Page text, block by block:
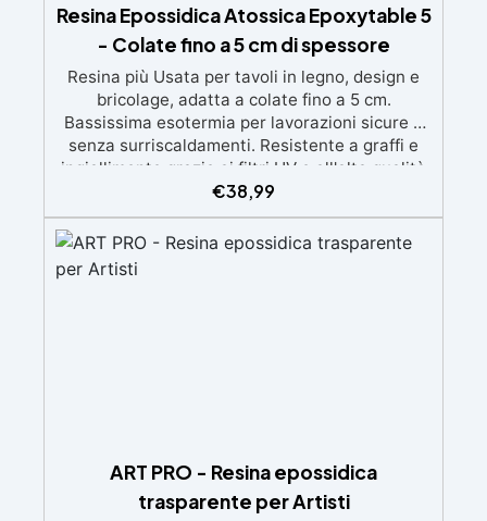
Resina Epossidica Atossica Epoxytable 5
- Colate fino a 5 cm di spessore
Resina più Usata per tavoli in legno, design e
bricolage, adatta a colate fino a 5 cm.
Bassissima esotermia per lavorazioni sicure e
senza surriscaldamenti. Resistente a graffi e
ingiallimento grazie ai filtri UV e all'alta qualità
meccanica. Bassa viscosità per eliminare bolle
d'aria e ottenere finiture lisce. Sicura, atossica,
BPA/VOC free e certificata per il contatto
prolungato con la pelle.
€38,99
ART PRO - Resina epossidica
trasparente per Artisti